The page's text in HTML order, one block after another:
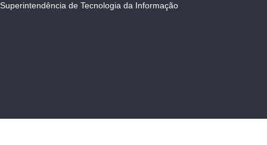
Superintendência de Tecnologia da Informação